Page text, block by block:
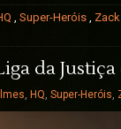
, Super-Heróis ,
da
, HQ, Super-Heróis,